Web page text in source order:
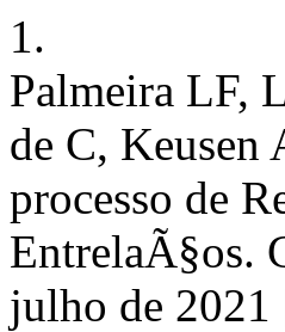
1.
Palmeira LF,
de C, Keusen
processo de
EntrelaÃ§os.
julho de 2021